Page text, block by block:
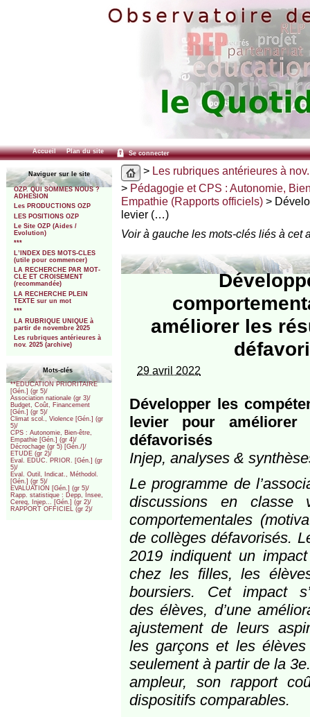
Accueil Plan du site Se connecter
Naviguer sur le site
OZP. QUI SOMMES NOUS ?
ADHESION
Les PRODUCTIONS OZP
LES POSITIONS OZP
Le Site OZP (Aides /
Evolution)
***
L’INDEX DES MOTS-CLES
(utile pour commencer)
LA RECHERCHE PAR MOT-
CLE ET CROISEMENT
(recommandée)
LA RECHERCHE PLEIN
TEXTE sur un mot
***
LA RUBRIQUE UNIQUE à
partir de novembre 2025
Les rubriques antérieures à
nov. 2025 (archive)
Mots-clés
**EDUCATION PRIORITAIRE
[Gén.] (gr 5)/
Association nationale (gr 3)/
Budget, Coût, Financement
[Gén.] (gr 5)/
Climat scol., Violence [Gén.] (gr
5)/
CPS : Autonomie, Bien-être,
Empathie [Gén.] (gr 4)/
Décrochage (gr 5) [Gén./]/
ETUDE (gr 2)/
Eval. EDUC. PRIOR. [Gén.] (gr
5)/
Eval. Outil, Indicat., Méthodol.
[Gén.] (gr 5)/
EVALUATION [Gén.] (gr 5)/
Rapp. statistique : Depp, Insee,
Cereq, Injep... [Gén.] (gr 2)/
RAPPORT OFFICIEL (gr 2)/
> Les rubriques antérieures à
> Pédagogie et CPS : Autonomie,
Empathie (Rapports officiels)>
levier (…)
Voir à gauche les mots-clés liés à cet
améliorer les
29 avril 2022
Développer les
levier pour
défavorisés
Injep, analyses &
Le programme de
discussions en classe
comportementales
de collèges défavorisés.
2019 indiquent un
chez les filles, les
boursiers. Cet impact
des élèves, d’une
ajustement de leurs
les garçons et les
seulement à partir de la
ampleur, son rapport
dispositifs comparables.